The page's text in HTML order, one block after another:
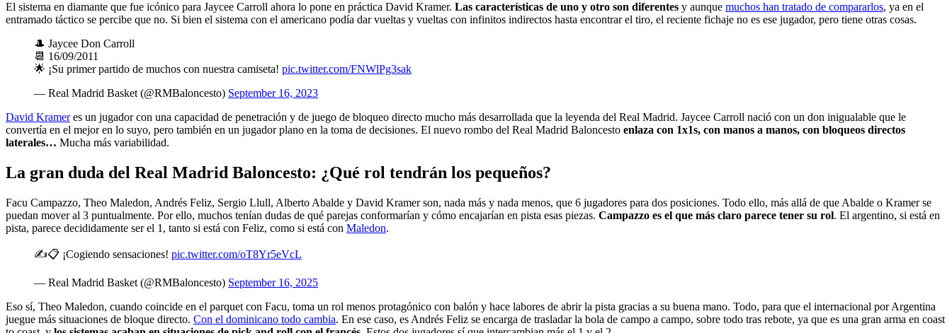
El sistema en diamante que fue icónico para Jaycee Carroll ahora lo pone en práctica David Kramer. Las características de uno y otro son diferentes y aunque muchos han tratado de compararlos, ya en el
entramado táctico se percibe que no. Si bien el sistema con el americano podía dar vueltas y vueltas con infinitos indirectos hasta encontrar el tiro, el reciente fichaje no es ese jugador, pero tiene otras cosas.
🎩 Jaycee Don Carroll
📆 16/09/2011
🌟 ¡Su primer partido de muchos con nuestra camiseta! pic.twitter.com/FNWlPg3sak
— Real Madrid Basket (@RMBaloncesto) September 16, 2023
David Krameres un jugador con una capacidad de penetración y de juego de bloqueo directo mucho más desarrollada que la leyenda del Real Madrid. Jaycee Carroll nació con un don inigualable que le
convertía en el mejor en lo suyo, pero también en un jugador plano en la toma de decisiones. El nuevo rombo del Real Madrid Baloncesto enlaza con 1x1s, con manos a manos, con bloqueos directos
laterales… Mucha más variabilidad.
La gran duda del Real Madrid Baloncesto: ¿Qué rol tendrán los pequeños?
Facu Campazzo, Theo Maledon, Andrés Feliz, Sergio Llull, Alberto Abalde y David Kramer son, nada más y nada menos, que 6 jugadores para dos posiciones. Todo ello, más allá de que Abalde o Kramer se
puedan mover al 3 puntualmente. Por ello, muchos tenían dudas de qué parejas conformarían y cómo encajarían en pista esas piezas. Campazzo es el que más claro parece tener su rol. El argentino, si está en
pista, parece decididamente ser el 1, tanto si está con Feliz, como si está con Maledon.
✍📋 ¡Cogiendo sensaciones! pic.twitter.com/oT8Yr5eVcL
— Real Madrid Basket (@RMBaloncesto) September 16, 2025
Eso sí, Theo Maledon, cuando coincide en el parquet con Facu, toma un rol menos protagónico con balón y hace labores de abrir la pista gracias a su buena mano. Todo, para que el internacional por Argentina
juegue más situaciones de bloque directo. Con el dominicano todo cambia. En ese caso, es Andrés Feliz se encarga de trasladar la bola de campo a campo, sobre todo tras rebote, ya que es una gran arma en coast